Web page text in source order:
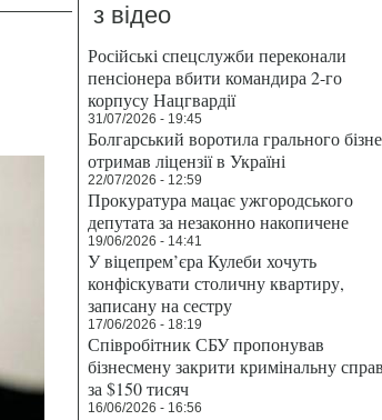
з відео
Російські спецслужби переконали
пенсіонера вбити командира 2-го
корпусу Нацгвардії
31/07/2026 - 19:45
Болгарський воротила грального
отримав ліцензії в Україні
22/07/2026 - 12:59
Прокуратура мацає ужгородського
депутата за незаконно накопичене
19/06/2026 - 14:41
У віцепрем’єра Кулеби хочуть
конфіскувати столичну квартиру,
записану на сестру
17/06/2026 - 18:19
Співробітник СБУ пропонував
бізнесмену закрити кримінальну
за $150 тисяч
16/06/2026 - 16:56